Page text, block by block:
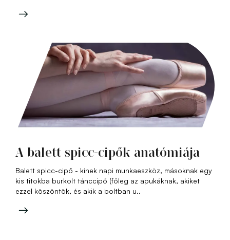
A balett spicc-cipők anatómiája
Balett spicc-cipő - kinek napi munkaeszköz, másoknak egy
kis titokba burkolt tánccipő (főleg az apukáknak, akiket
ezzel köszöntök, és akik a boltban u..